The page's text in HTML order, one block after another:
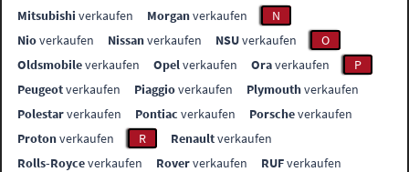
Mitsubishi verkaufen Morganverkaufen
N
Nioverkaufen Nissanverkaufen NSUverkaufen
O
Oldsmobileverkaufen Opelverkaufen Oraverkaufen
P
Peugeotverkaufen Piaggioverkaufen Plymouthverkaufen
Polestarverkaufen Pontiac verkaufen Porscheverkaufen
Protonverkaufen R Renaultverkaufen
Rolls-Royceverkaufen Roververkaufen RUFverkaufen